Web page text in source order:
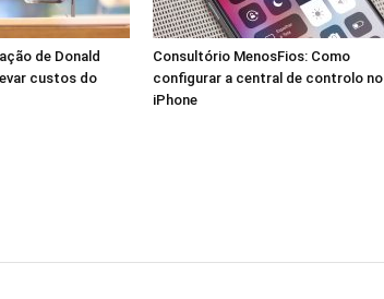
de Donald
custos do
Consultório MenosFios: Como
configurar a central de controlo no
iPhone